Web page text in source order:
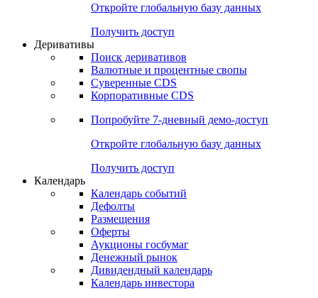
Откройте глобальную базу данных
Получить доступ
Деривативы
Поиск деривативов
Валютные и процентные свопы
Суверенные CDS
Корпоративные CDS
Попробуйте 7-дневный демо-доступ
Откройте глобальную базу данных
Получить доступ
Календарь
Календарь событий
Дефолты
Размещения
Оферты
Аукционы госбумаг
Денежный рынок
Дивидендный календарь
Календарь инвестора